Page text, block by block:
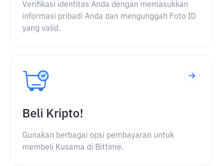
Verifikasi identitas Anda dengan memasukkan
informasi pribadi Anda dan mengunggah Foto ID
yang valid.
Beli Kripto!
Gunakan berbagai opsi pembayaran untuk
membeli Kusama di Bittime.